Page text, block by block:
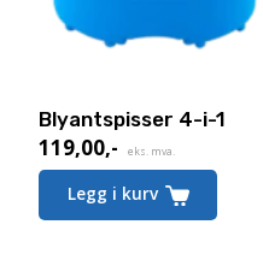
Blyantspisser 4-i-1
119,00,- eks. mva.
Legg i kurv